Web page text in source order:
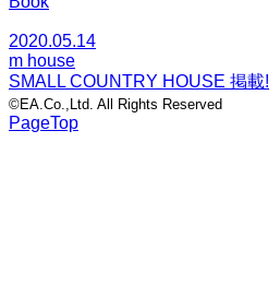
2020.05.14
m house
SMALL COUNTRY HOUSE 掲載!
©EA.Co.,Ltd. All Rights Reserved
PageTop